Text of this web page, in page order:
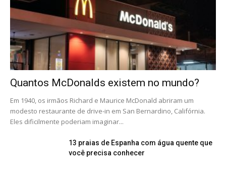
Quantos McDonalds existem no mundo?
Em 1940, os irmãos Richard e Maurice McDonald abriram um
modesto restaurante de drive-in em San Bernardino, Califórnia.
Eles dificilmente poderiam imaginar...
13 praias de Espanha com água quente que
você precisa conhecer